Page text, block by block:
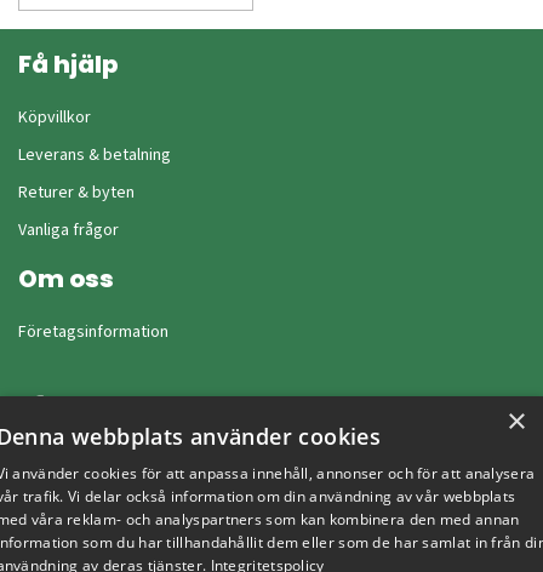
Få hjälp
Köpvillkor
Leverans & betalning
Returer & byten
Vanliga frågor
Om oss
Företagsinformation
×
webbplats använder cookies
använder cookies för att anpassa innehåll, annonser och för att analysera
trafik. Vi delar också information om din användning av vår webbplats
våra reklam- och analyspartners som kan kombinera den med annan
som du har tillhandahållit dem eller som de har samlat in från
av deras tjänster. Integritetspolicy